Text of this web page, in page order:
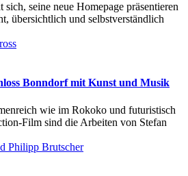
seine neue Homepage präsentieren
übersichtlich und selbstverständlich
Bonndorf mit Kunst und Musik
wie im Rokoko und futuristisch
Film sind die Arbeiten von Stefan